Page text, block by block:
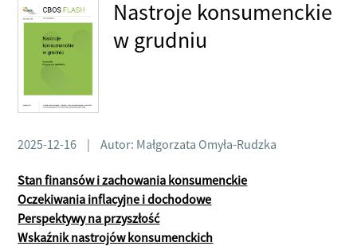
Nastroje konsumenckie
w grudniu
2025-12-16 | Autor: Małgorzata Omyła-Rudzka
Stan finansów i zachowania konsumenckie
Oczekiwania inflacyjne i dochodowe
Perspektywy na przyszłość
Wskaźnik nastrojów konsumenckich